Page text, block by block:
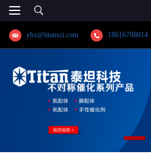
yhx@titansci.com 18616708014